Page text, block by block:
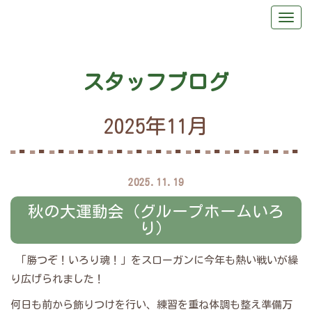
スタッフブログ
2025年11月
2025.11.19
秋の大運動会（グループホームいろ
り）
「勝つぞ！いろり魂！」をスローガンに今年も熱い戦いが繰
り広げられました！
何日も前から飾りつけを行い、練習を重ね体調も整え準備万